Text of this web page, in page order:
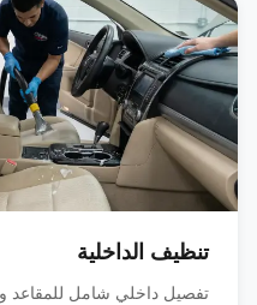
تنظيف الداخلية
تفصيل داخلي شامل للمقاعد